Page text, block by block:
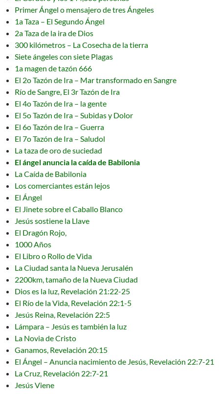
Primer Ángel o mensajero de tres Ángeles
1a Taza – El Segundo Ángel
2a Taza de la ira de Dios
300 kilómetros – La Cosecha de la tierra
Siete ángeles con siete Plagas
1a magen de tazón 666
El 2o Tazón de Ira – Mar transformado en Sangre
Río de Sangre, El 3r Tazón de Ira
El 4o Tazón de Ira – la gente
El 5o Tazón de Ira – Subidas y Dolor
El 6o Tazón de Ira – Guerra
El 7o Tazón de Ira – Saludol
La taza de oro de suciedad
El ángel anuncia la caída de Babilonia
La Caída de Babilonia
Los comerciantes están lejos
El Ángel
El Jinete sobre el Caballo Blanco
Jesús sostiene la Llave
El Dragón Rojo,
1000 Años
El Libro o Rollo de Vida
La Ciudad santa la Nueva Jerusalén
2200km, tamaño de la Nueva Ciudad
Dios es la luz, Revelación 21:22-25
El Río de la Vida, Revelación 22:1-5
Jesús Reina, Revelación 22:5
Lámpara – Jesús es también la luz
La Novia de Cristo
Ganamos, Revelación 20:15
El Ángel – Anuncia nacimiento de Jesús, Revelación 22:7-21
La Cruz, Revelación 22:7-21
Jesús Viene